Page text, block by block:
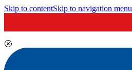
Skip to contentSkip to navigation menu